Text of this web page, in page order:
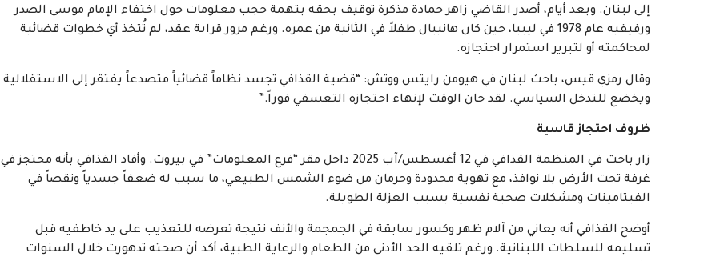
إلى لبنان. وبعد أيام، أصدر القاضي زاهر حمادة مذكرة توقيف بحقه بتهمة حجب معلومات حول اختفاء الإمام موسى الصدر
ورفيقيه عام 1978 في ليبيا، حين كان هانيبال طفلاً في الثانية من عمره. ورغم مرور قرابة عقد، لم تُتخذ أي خطوات قضائية
لمحاكمته أو لتبرير استمرار احتجازه.
وقال رمزي قيس، باحث لبنان في هيومن رايتس ووتش: “قضية القذافي تجسد نظاماً قضائياً متصدعاً يفتقر إلى الاستقلالية
ويخضع للتدخل السياسي. لقد حان الوقت لإنهاء احتجازه التعسفي فوراً.”
ظروف احتجاز قاسية
زار باحث في المنظمة القذافي في 12 أغسطس/آب 2025 داخل مقر “فرع المعلومات” في بيروت. وأفاد القذافي بأنه محتجز في
غرفة تحت الأرض بلا نوافذ، مع تهوية محدودة وحرمان من ضوء الشمس الطبيعي، ما سبب له ضعفاً جسدياً ونقصاً في
الفيتامينات ومشكلات صحية نفسية بسبب العزلة الطويلة.
أوضح القذافي أنه يعاني من آلام ظهر وكسور سابقة في الجمجمة والأنف نتيجة تعرضه للتعذيب على يد خاطفيه قبل
تسليمه للسلطات اللبنانية. ورغم تلقيه الحد الأدنى من الطعام والرعاية الطبية، أكد أن صحته تدهورت خلال السنوات